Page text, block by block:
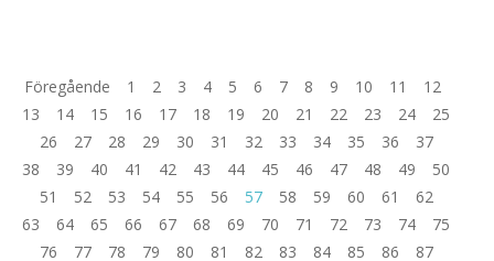
Föregående 1 2 3 4 5 6 7 8 9 10 11
12
13
14 15 16 17 18 19 20 21 22 23 24
25
26
27 28 29 30 31 32 33 34 35 36
37
38
39 40 41 42 43 44 45 46 47 48 49
50
51
52 53 54 55 56 57 58 59 60 61
62
63
64 65 66 67 68 69 70 71 72 73 74
75
76
77 78 79 80 81 82 83 84 85 86 87